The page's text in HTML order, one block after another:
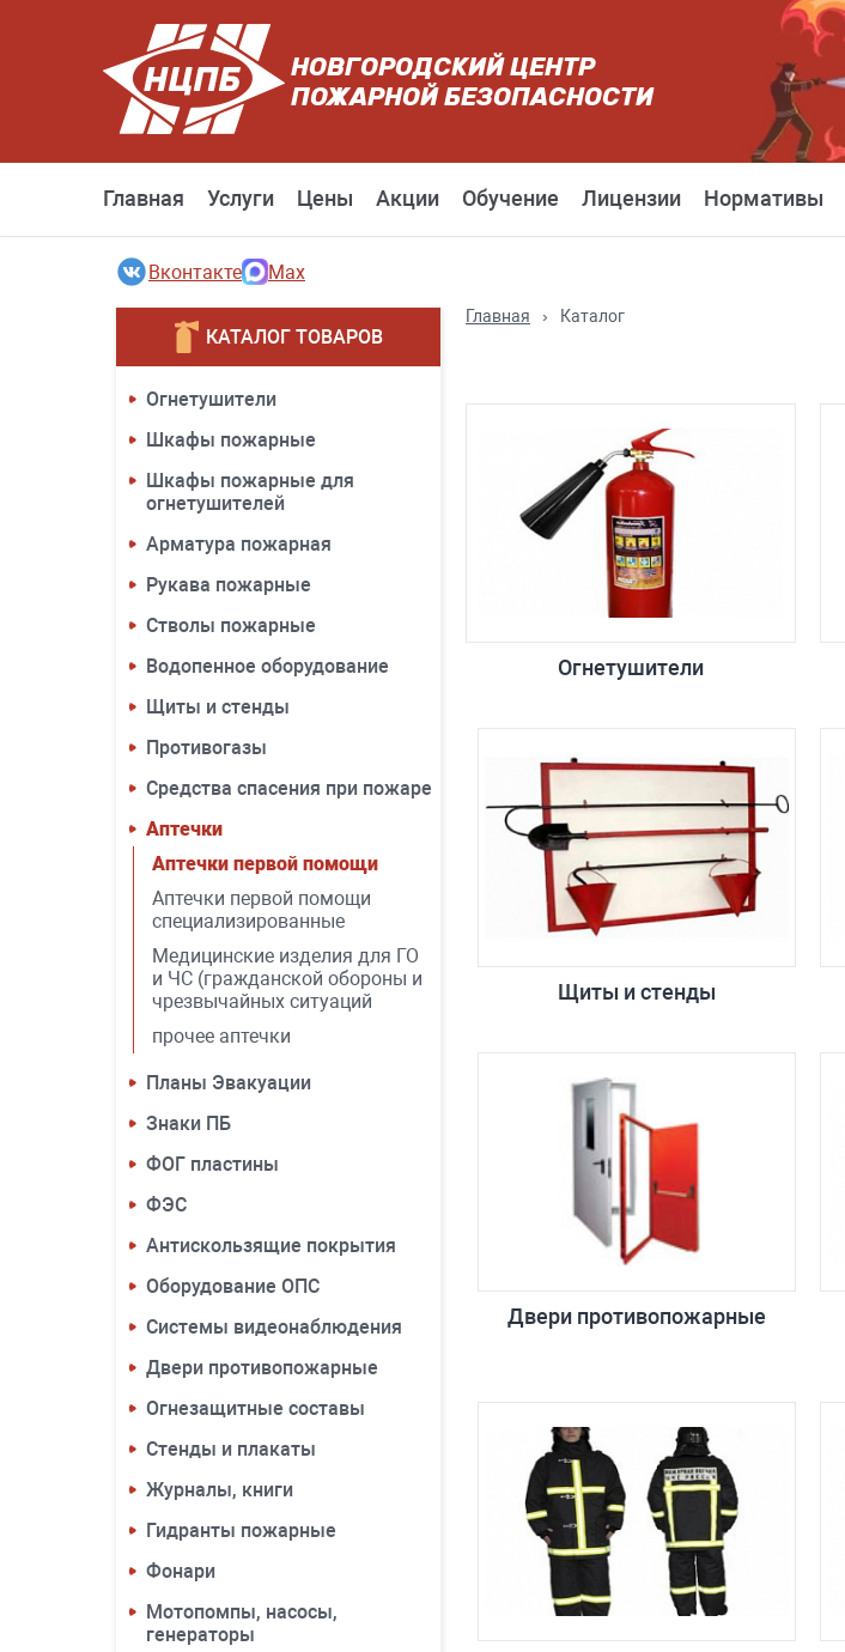
НОВГОРОДСКИЙ ЦЕНТР
ПОЖАРНОЙ БЕЗОПАСНОСТИ
Главная Услуги Цены Акции Обучение Лицензии Нормативы
Вконтакте Max
КАТАЛОГ ТОВАРОВ
Огнетушители
Шкафы пожарные
Шкафы пожарные для
огнетушителей
Арматура пожарная
Рукава пожарные
Стволы пожарные
Водопенное оборудование
Щиты и стенды
Противогазы
Средства спасения при пожаре
Аптечки
Аптечки первой помощи
Аптечки первой помощи
специализированные
Медицинские изделия для ГО
и ЧС (гражданской обороны и
чрезвычайных ситуаций
прочее аптечки
Планы Эвакуации
Знаки ПБ
ФОГ пластины
ФЭС
Антискользящие покрытия
Оборудование ОПС
Системы видеонаблюдения
Двери противопожарные
Огнезащитные составы
Стенды и плакаты
Журналы, книги
Гидранты пожарные
Фонари
Мотопомпы, насосы,
генераторы
Главная › Каталог
Огнетушители
Щиты и стенды
Двери противопожарные